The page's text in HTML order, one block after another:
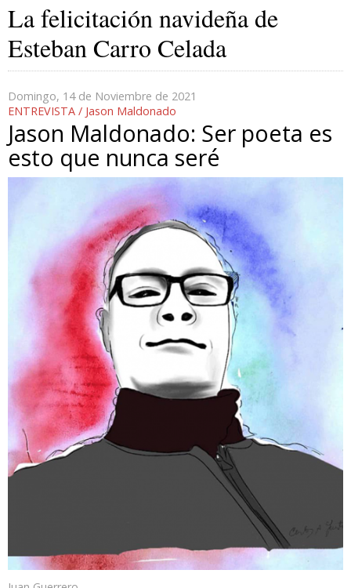
La felicitación navideña de
Esteban Carro Celada
Domingo, 14 de Noviembre de 2021
ENTREVISTA / Jason Maldonado
Jason Maldonado: Ser poeta es
esto que nunca seré